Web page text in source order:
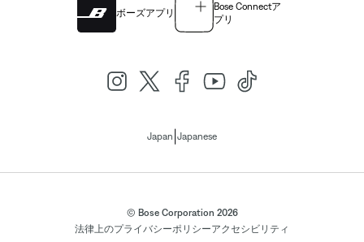
ボーズアプリ
Bose Connectア
プリ
Japan Japanese
© Bose Corporation 2026
法律上のプライバシーポリシーアクセシビリティ